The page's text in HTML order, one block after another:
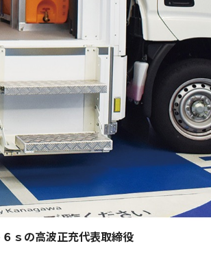
ｓの高波正充代表取締役